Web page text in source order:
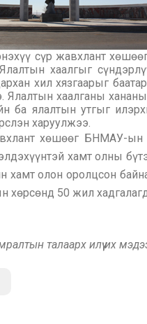
сүр жавхлант
Ялалтын хаалгыг
хил хязгаарыг
Ялалтын хаалганы
ба ялалтын утгыг
харуулжээ.
хөшөөг БНМАУ-ын
хамт олны
хамт олон оролцсон
хөрсөнд 50 жил
талаарх илүү их